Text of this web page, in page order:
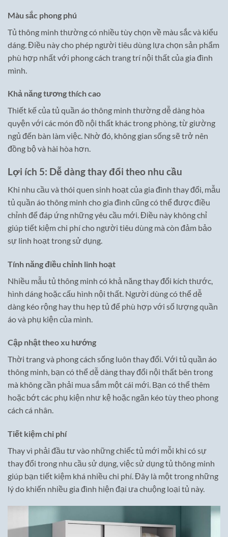
Màu sắc phong phú
Tủ thông minh thường có nhiều tùy chọn về màu sắc và kiểu
dáng. Điều này cho phép người tiêu dùng lựa chọn sản phẩm
phù hợp nhất với phong cách trang trí nội thất của gia đình
mình.
Khả năng tương thích cao
Thiết kế của tủ quần áo thông minh thường dễ dàng hòa
quyện với các món đồ nội thất khác trong phòng, từ giường
ngủ đến bàn làm việc. Nhờ đó, không gian sống sẽ trở nên
đồng bộ và hài hòa hơn.
Lợi ích 5: Dễ dàng thay đổi theo nhu cầu
Khi nhu cầu và thói quen sinh hoạt của gia đình thay đổi, mẫu
tủ quần áo thông minh cho gia đình cũng có thể được điều
chỉnh để đáp ứng những yêu cầu mới. Điều này không chỉ
giúp tiết kiệm chi phí cho người tiêu dùng mà còn đảm bảo
sự linh hoạt trong sử dụng.
Tính năng điều chỉnh linh hoạt
Nhiều mẫu tủ thông minh có khả năng thay đổi kích thước,
hình dáng hoặc cấu hình nội thất. Người dùng có thể dễ
dàng kéo rộng hay thu hẹp tủ để phù hợp với số lượng quần
áo và phụ kiện của mình.
Cập nhật theo xu hướng
Thời trang và phong cách sống luôn thay đổi. Với tủ quần áo
thông minh, bạn có thể dễ dàng thay đổi nội thất bên trong
mà không cần phải mua sắm một cái mới. Bạn có thể thêm
hoặc bớt các phụ kiện như kệ hoặc ngăn kéo tùy theo phong
cách cá nhân.
Tiết kiệm chi phí
Thay vì phải đầu tư vào những chiếc tủ mới mỗi khi có sự
thay đổi trong nhu cầu sử dụng, việc sử dụng tủ thông minh
giúp bạn tiết kiệm khá nhiều chi phí. Đây là một trong những
lý do khiến nhiều gia đình hiện đại ưa chuộng loại tủ này.